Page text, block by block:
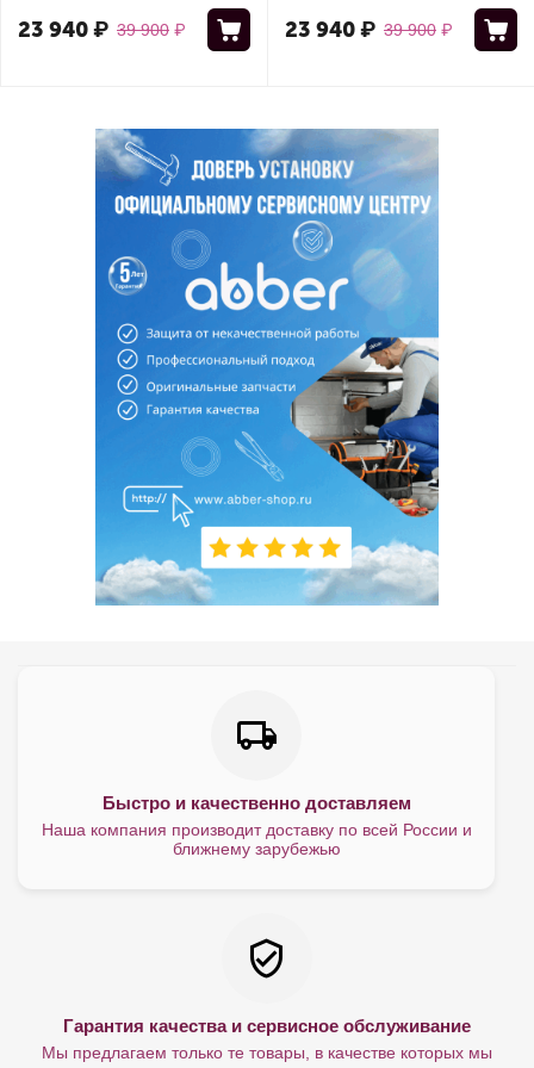
39 900 ₽
23 940₽ 39 900 ₽
23 940₽
Быстро и качественно доставляем
Наша компания производит доставку по всей России и
ближнему зарубежью
Гарантия качества и сервисное обслуживание
Мы предлагаем только те товары, в качестве которых мы